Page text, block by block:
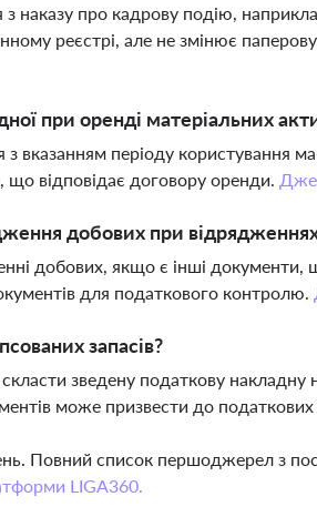
з наказу про кадрову подію,
реєстрі, але не змінює
при оренді матеріальних
періоду користування
відповідає договору оренди.
добових при
добових, якщо є інші
для податкового контролю.
запасів?
зведену податкову накладну
може призвести до податкових
Повний список першоджерел з
LIGA360.